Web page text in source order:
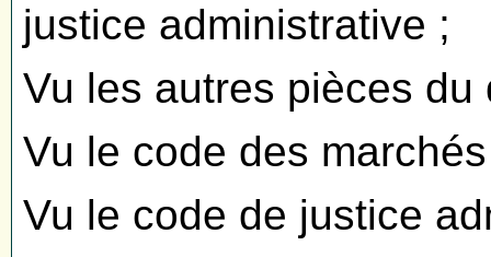
justice administrative ;
Vu les autres pièces du
Vu le code des
Vu le code de justice